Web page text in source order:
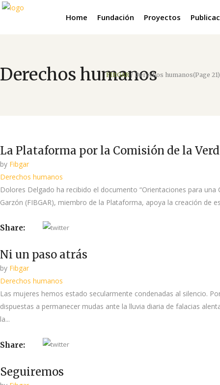
Home Fundación Proyectos
Derechos humanos
FIBGAR / Derechos humanos(Page 21)
La Plataforma por la Comisión de la
by Fibgar
Derechos humanos
Dolores Delgado ha recibido el documento “Orientaciones para
Garzón (FIBGAR), miembro de la Plataforma, apoya la creación de
Share:
Ni un paso atrás
by Fibgar
Derechos humanos
Las mujeres hemos estado secularmente condenadas al silencio.
dispuestas a permanecer mudas ante la lluvia diaria de falacias
la...
Share:
Seguiremos